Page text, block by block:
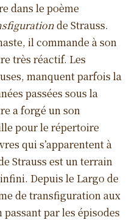
dans le poème
de Strauss.
il commande à son
très réactif. Les
manquent parfois la
passées sous la
a forgé un son
pour le répertoire
qui s’apparentent à
Strauss est un terrain
Depuis le Largo de
de transfiguration aux
par les épisodes